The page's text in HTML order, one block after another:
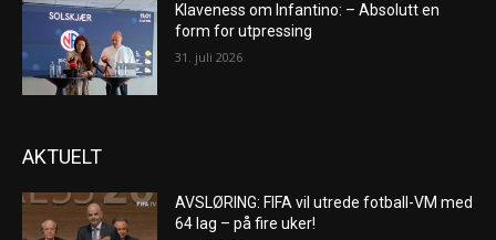
Klaveness om Infantino: – Absolutt en
form for utpressing
31. juli 2026
AKTUELT
AVSLØRING: FIFA vil utrede fotball-VM med
64 lag – på fire uker!